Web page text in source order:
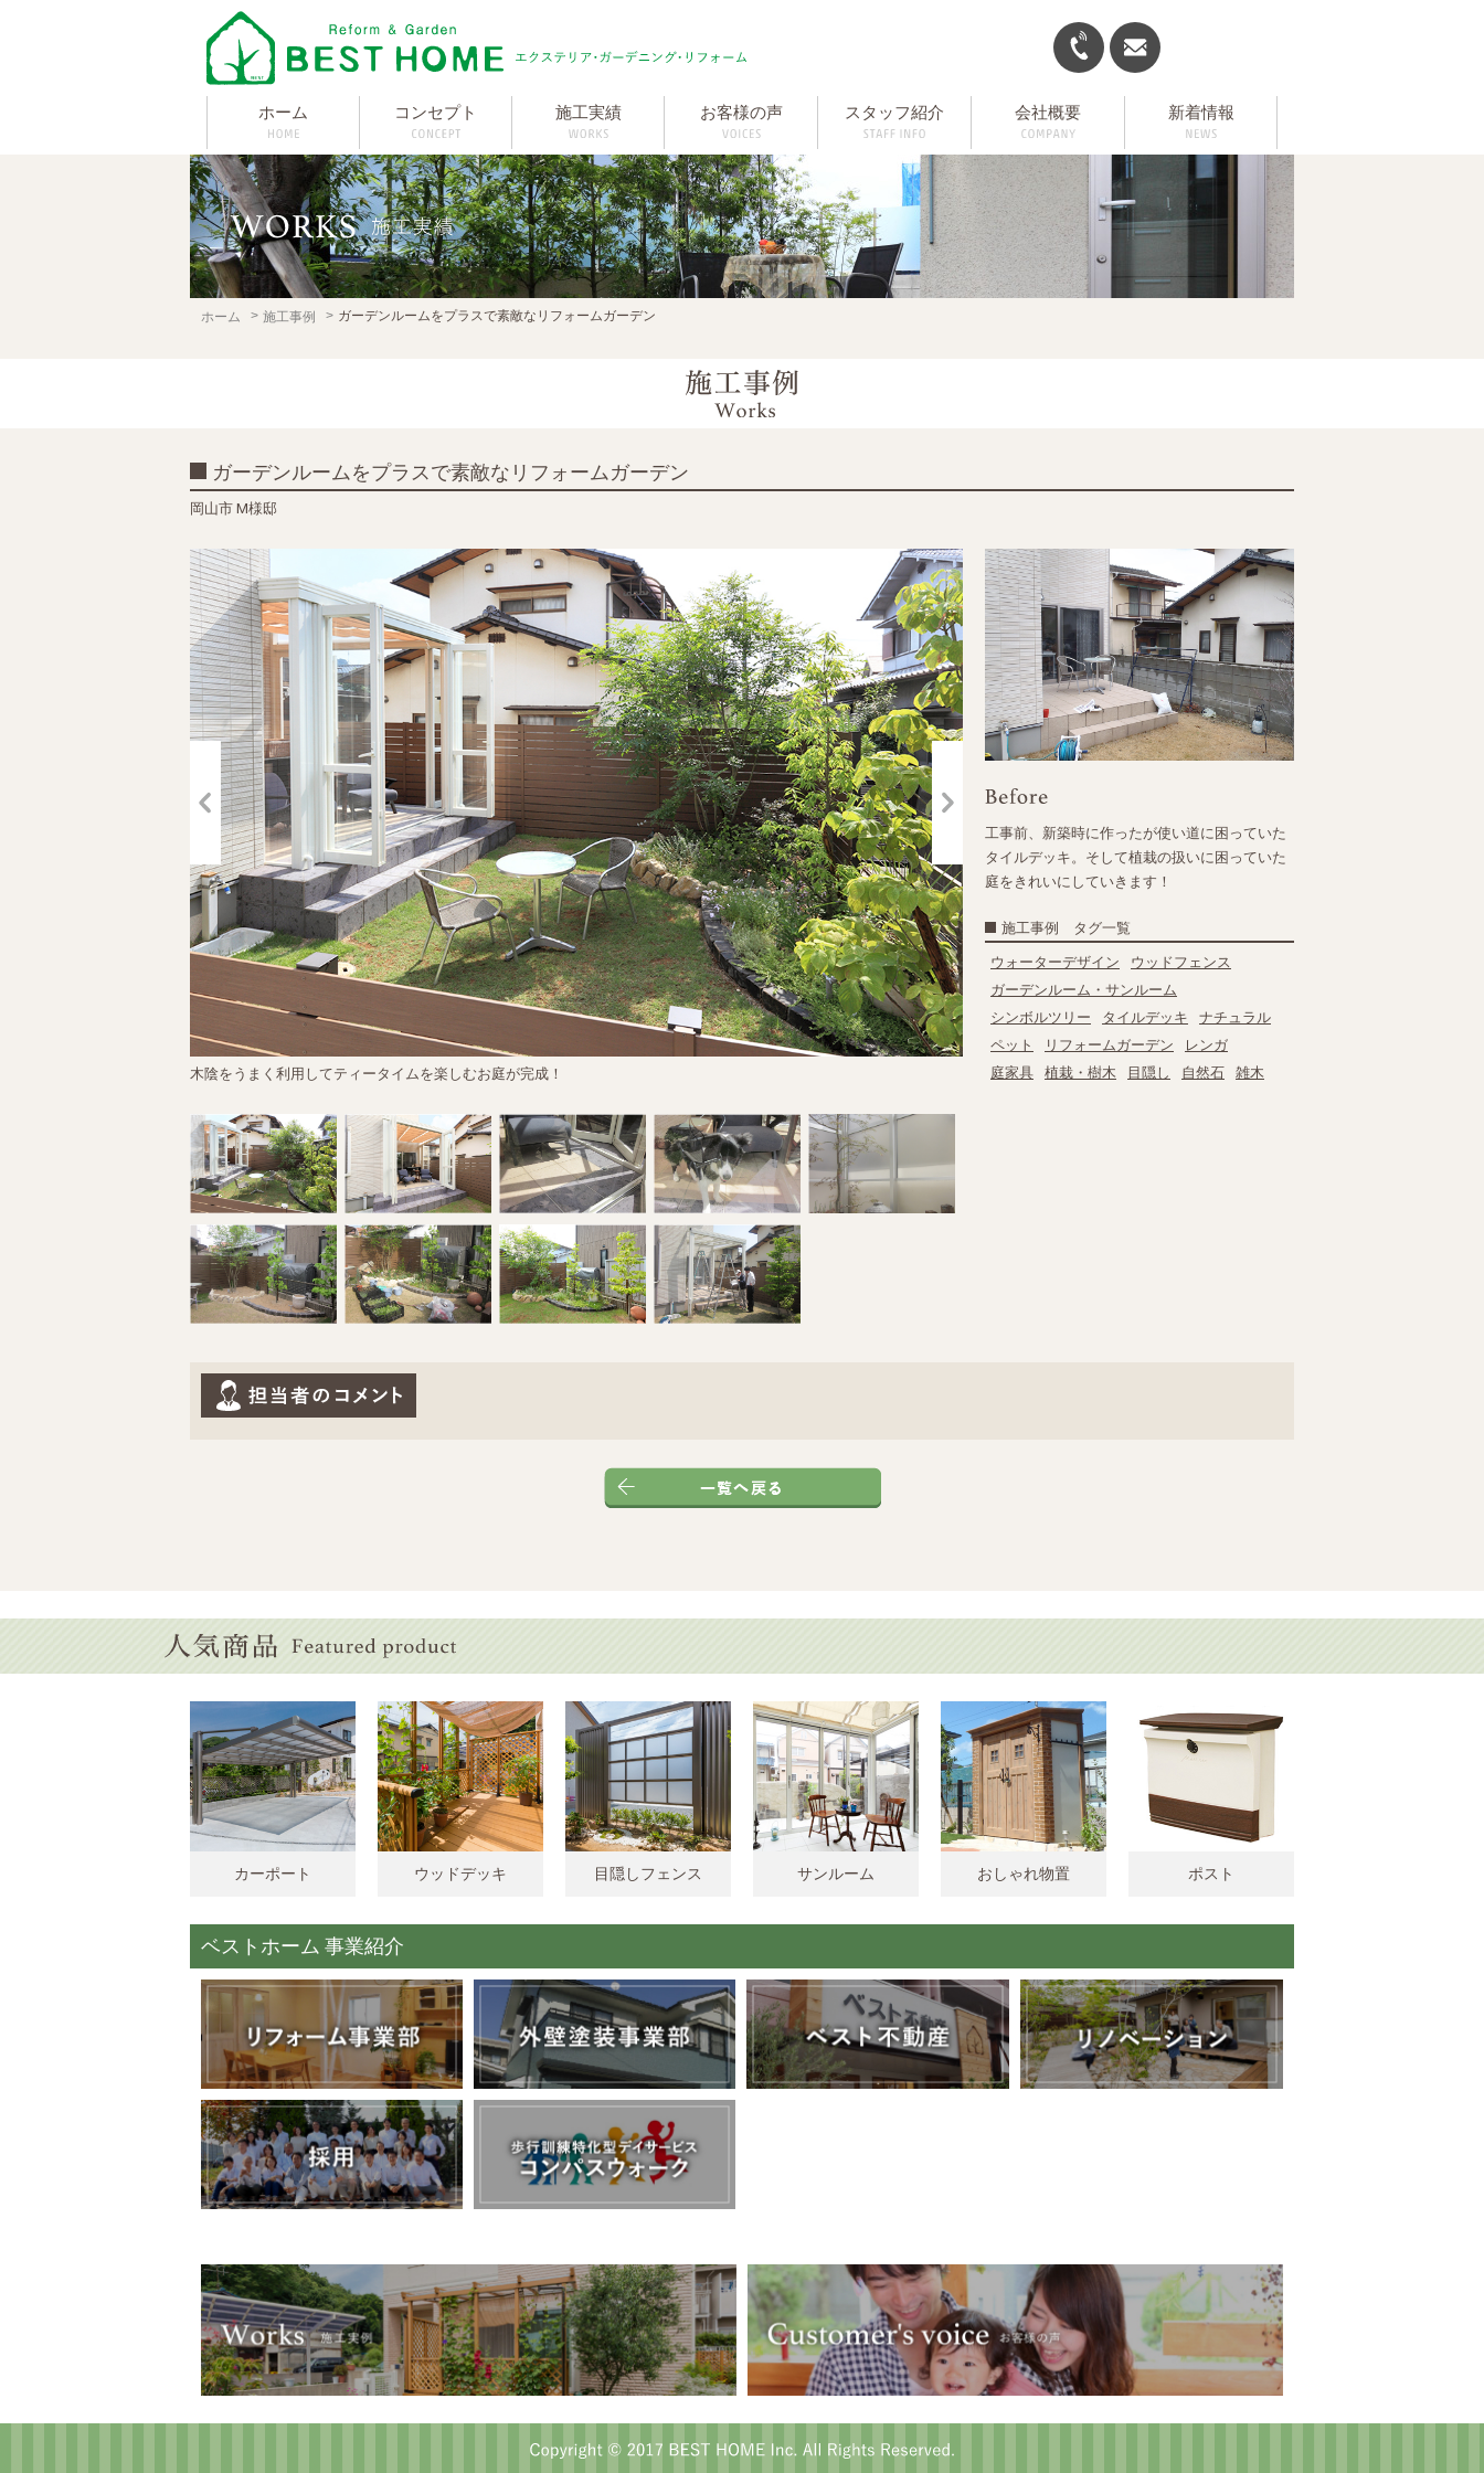
ホーム コンセプト 施工実績 お客様の声 スタッフ紹介 会社概要 新着情報
ホーム 施工事例 ガーデンルームをプラスで素敵なリフォームガーデン
ガーデンルームをプラスで素敵なリフォームガーデン
岡山市 M様邸
木陰をうまく利用してティータイムを楽しむお庭が完成！
工事前、新築時に作ったが使い道に困っていた
タイルデッキ。そして植栽の扱いに困っていた
庭をきれいにしていきます！
施工事例 タグ一覧
ウォーターデザイン
ウッドフェンス
ガーデンルーム・サンルーム
シンボルツリー
タイルデッキ
ナチュラル
ペット
リフォームガーデン
レンガ
庭家具
植栽・樹木 目隠し 自然石 雑木
カーポート ウッドデッキ 目隠しフェンス サンルーム おしゃれ物置 ポスト
ベストホーム 事業紹介